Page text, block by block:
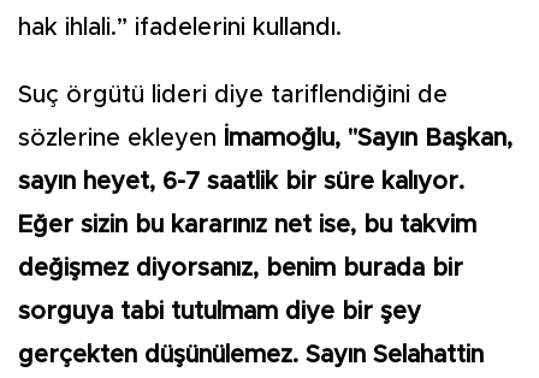
hak ihlali.” ifadelerini kullandı.
Suç örgütü lideri diye tariflendiğini de
sözlerine ekleyen İmamoğlu, "Sayın Başkan,
sayın heyet, 6-7 saatlik bir süre kalıyor.
Eğer sizin bu kararınız net ise, bu takvim
değişmez diyorsanız, benim burada bir
sorguya tabi tutulmam diye bir şey
gerçekten düşünülemez. Sayın Selahattin